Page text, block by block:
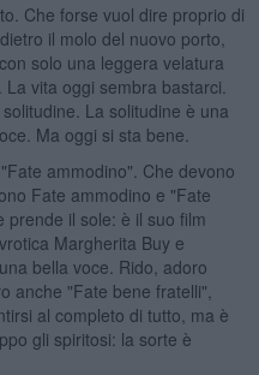
Che forse vuol dire proprio di
il molo del nuovo porto,
solo una leggera velatura
vita oggi sembra bastarci.
La solitudine è una
Ma oggi si sta bene.
ammodino". Che devono
Fate ammodino e "Fate
prende il sole: è il suo film
Margherita Buy e
bella voce. Rido, adoro
anche "Fate bene fratelli",
al completo di tutto, ma è
gli spiritosi: la sorte è